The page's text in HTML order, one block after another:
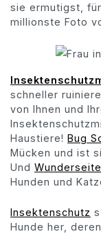
sie ermutigst,
millionste Foto
schneller
von Ihnen und
Haustiere! Bug
Mücken und ist
Und Wunderseite
Hunden und
Insektenschutz
Hunde her,